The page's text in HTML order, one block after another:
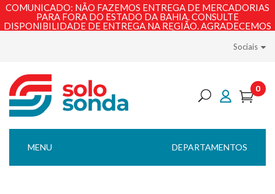
COMUNICADO: NÃO FAZEMOS ENTREGA DE MERCADORIAS
PARA FORA DO ESTADO DA BAHIA. CONSULTE
DISPONIBILIDADE DE ENTREGA NA REGIÃO. AGRADECEMOS
Sociais
0
DEPARTAMENTOS
MENU